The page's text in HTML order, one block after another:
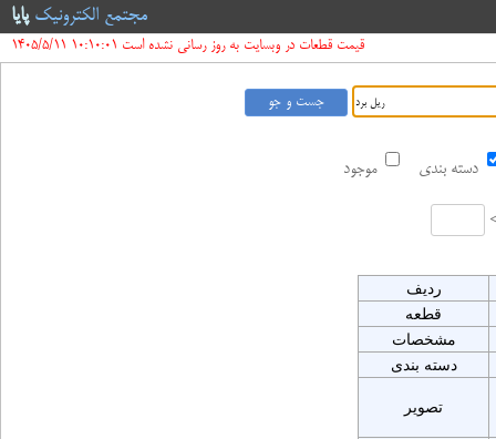
مجتمع الکترونیکپایا
قیمت قطعات در وبسایت به روز رسانی نشده است 10:10:01 1405/5/11
موجود دسته بندی
ردیف
قطعه
مشخصات
دسته بندی
تصویر